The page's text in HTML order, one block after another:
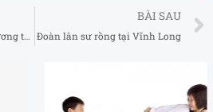
Dịch vụ múa lân khai trương tại Long An
BÀI SAU
Đoàn lân sư rồng tại Vĩnh Long